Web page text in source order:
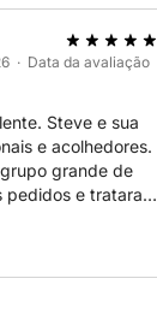
adicional de
· Data da avaliação
Steve e sua
e acolhedores.
grande de
pedidos e trataram
Tornaram toda a